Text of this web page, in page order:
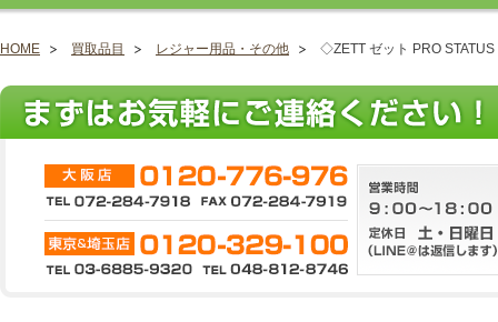
HOME 買取品目 レジャー用品・その他 ◇ZETT ゼット PRO